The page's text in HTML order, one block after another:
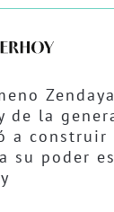
de la
a construir
su poder